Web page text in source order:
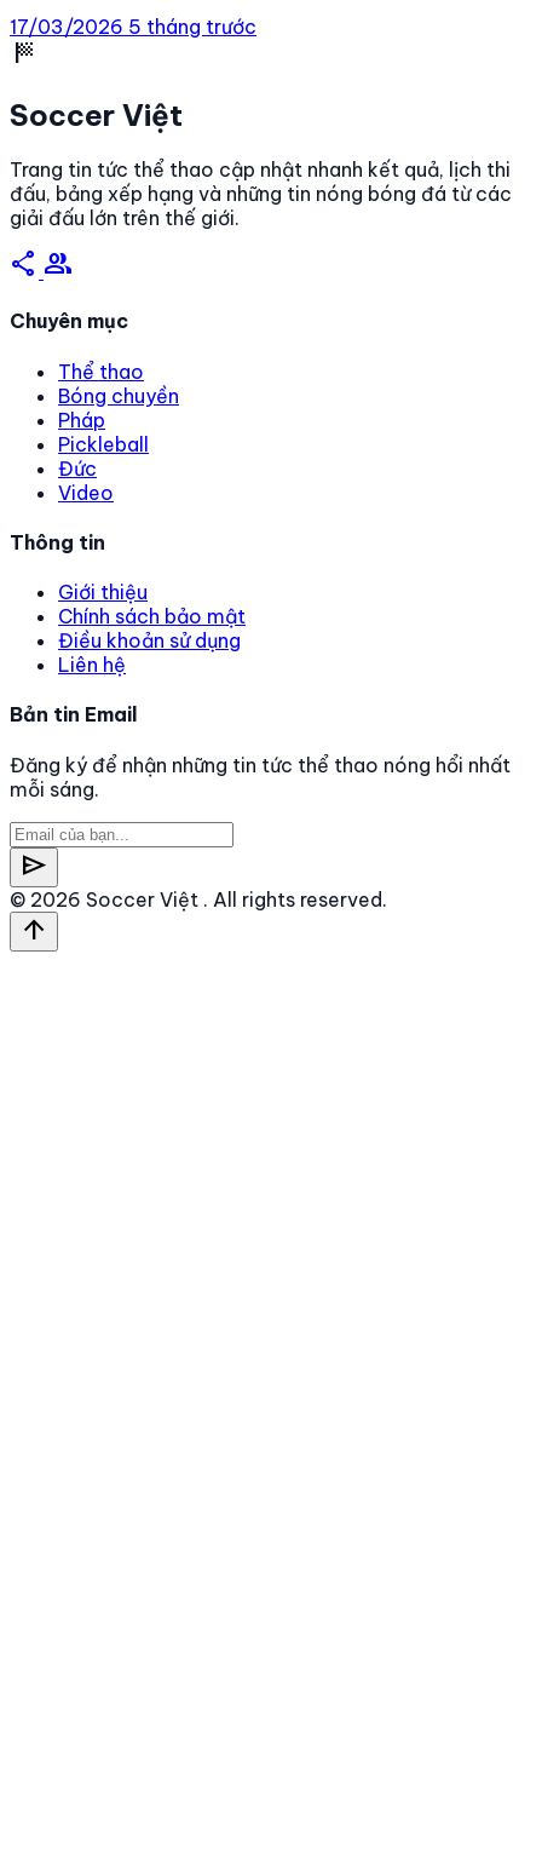
lúc mấy giờ? Phong độ Nguyễn Thùy Linh (5 trận gần
[…]
17/03/2026 5 tháng trước
sports_score
Soccer Việt
Trang tin tức thể thao cập nhật nhanh kết quả, lịch thi
đấu, bảng xếp hạng và những tin nóng bóng đá từ các
giải đấu lớn trên thế giới.
share group
Chuyên mục
Thể thao
Bóng chuyền
Pháp
Pickleball
Đức
Video
Thông tin
Giới thiệu
Chính sách bảo mật
Điều khoản sử dụng
Liên hệ
Bản tin Email
Đăng ký để nhận những tin tức thể thao nóng hổi nhất
mỗi sáng.
send
© 2026 Soccer Việt . All rights reserved.
arrow_upward